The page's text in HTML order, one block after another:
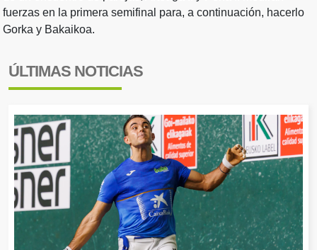
fuerzas en la primera semifinal para, a continuación, hacerlo
Gorka y Bakaikoa.
ÚLTIMAS NOTICIAS